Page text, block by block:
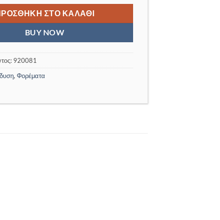
9,00 €.
ΣΤΟ ΚΑΛΆΘΙ
BUY NOW
920081
, Φορέματα